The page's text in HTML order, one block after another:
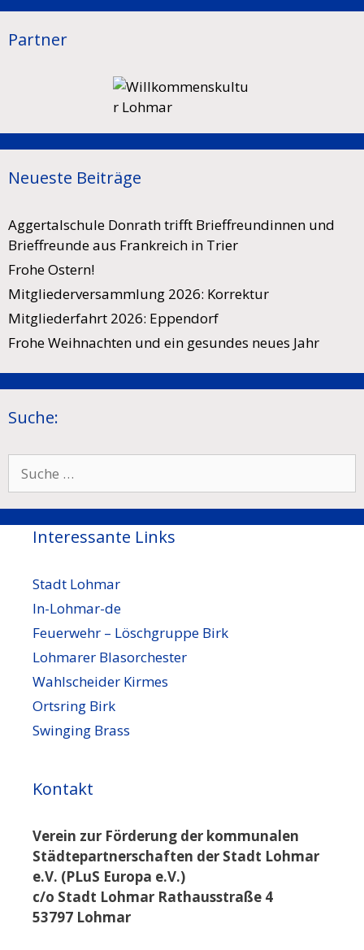
Partner
Neueste Beiträge
Aggertalschule Donrath trifft Brieffreundinnen und
Brieffreunde aus Frankreich in Trier
Frohe Ostern!
Mitgliederversammlung 2026: Korrektur
Mitgliederfahrt 2026: Eppendorf
Frohe Weihnachten und ein gesundes neues Jahr
Suche:
nach:
Interessante Links
Stadt Lohmar
In-Lohmar-de
Feuerwehr – Löschgruppe Birk
Lohmarer Blasorchester
Wahlscheider Kirmes
Ortsring Birk
Swinging Brass
Kontakt
Verein zur Förderung der kommunalen
Städtepartnerschaften der Stadt Lohmar
e.V. (PLuS Europa e.V.)
c/o Stadt Lohmar Rathausstraße 4
53797 Lohmar